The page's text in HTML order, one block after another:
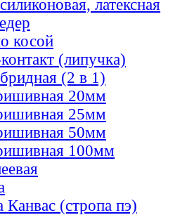
латексная
косой
(липучка)
(2 в 1)
20мм
25мм
50мм
100мм
Канвас (стропа пэ)